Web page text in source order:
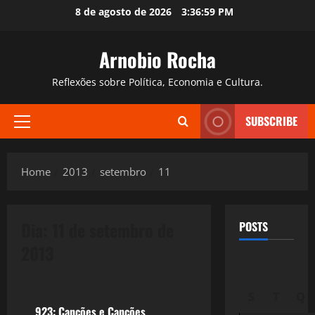
8 de agosto de 2026 3:37:00 PM
Arnobio Rocha
Reflexões sobre Política, Economia e Cultura.
Primary
SUBSCRIBE
Home 2013 setembro 11
923: Canções e Canções
POSTS